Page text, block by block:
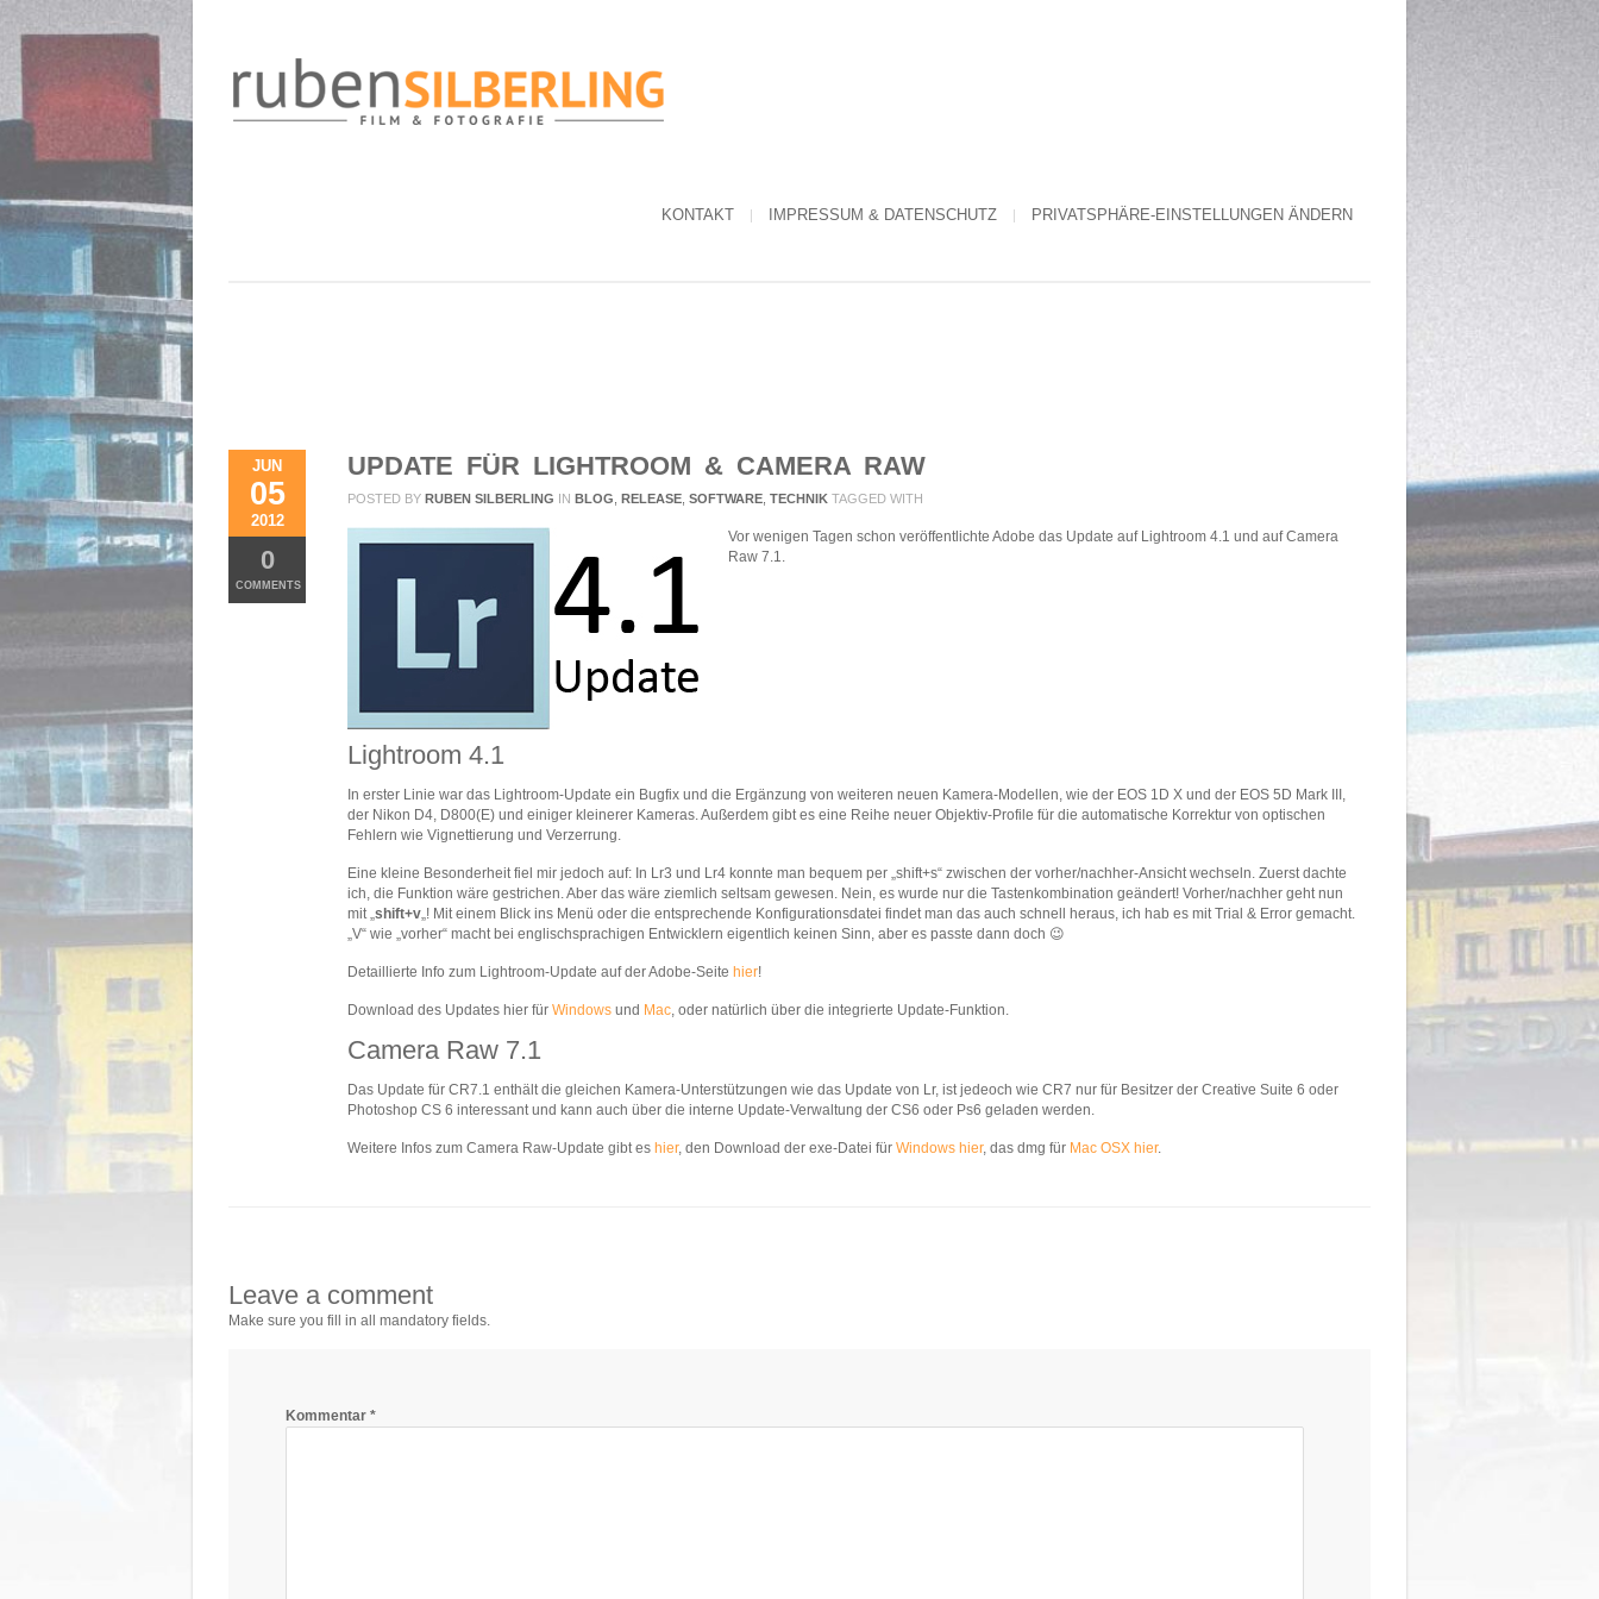
KONTAKT IMPRESSUM & DATENSCHUTZ PRIVATSPHÄRE-EINSTELLUNGEN ÄNDERN
JUN
05
2012
0
COMMENTS
UPDATE FÜR LIGHTROOM & CAMERA RAW
POSTED BY RUBEN SILBERLING IN BLOG RELEASE SOFTWARE TECHNIK TAGGED WITH
Vor wenigen Tagen schon veröffentlichte Adobe das Update auf Lightroom 4.1 und auf Camera
Raw 7.1.
Lightroom 4.1
In erster Linie war das Lightroom-Update ein Bugfix und die Ergänzung von weiteren neuen Kamera-Modellen, wie der EOS 1D X und der EOS 5D Mark III,
der Nikon D4, D800(E) und einiger kleinerer Kameras. Außerdem gibt es eine Reihe neuer Objektiv-Profile für die automatische Korrektur von optischen
Fehlern wie Vignettierung und Verzerrung.
Eine kleine Besonderheit fiel mir jedoch auf: In Lr3 und Lr4 konnte man bequem per „shift+s“ zwischen der vorher/nachher-Ansicht wechseln. Zuerst dachte
ich, die Funktion wäre gestrichen. Aber das wäre ziemlich seltsam gewesen. Nein, es wurde nur die Tastenkombination geändert! Vorher/nachher geht nun
mit „shift+v„! Mit einem Blick ins Menü oder die entsprechende Konfigurationsdatei findet man das auch schnell heraus, ich hab es mit Trial & Error gemacht.
„V“ wie „vorher“ macht bei englischsprachigen Entwicklern eigentlich keinen Sinn, aber es passte dann doch 😉
Detaillierte Info zum Lightroom-Update auf der Adobe-Seite hier!
Download des Updates hier für Windows und Mac, oder natürlich über die integrierte Update-Funktion.
Camera Raw 7.1
Das Update für CR7.1 enthält die gleichen Kamera-Unterstützungen wie das Update von Lr, ist jedeoch wie CR7 nur für Besitzer der Creative Suite 6 oder
Photoshop CS 6 interessant und kann auch über die interne Update-Verwaltung der CS6 oder Ps6 geladen werden.
Weitere Infos zum Camera Raw-Update gibt es hier, den Download der exe-Datei für Windows hier, das dmg für Mac OSX hier.
Leave a comment
Make sure you fill in all mandatory fields.
Kommentar *